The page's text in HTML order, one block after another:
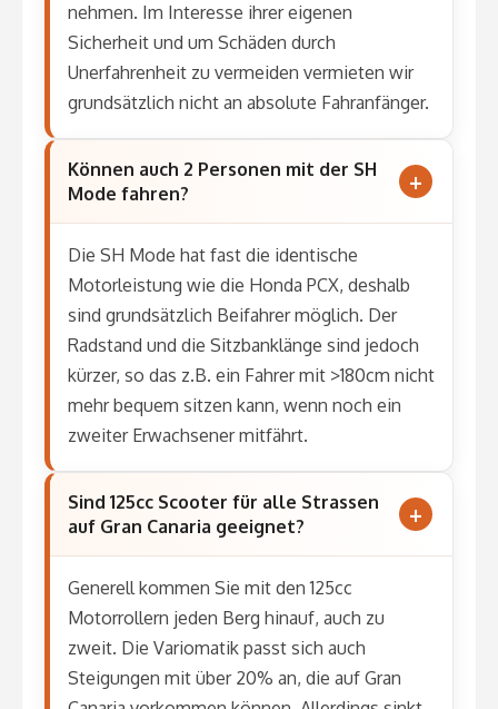
nehmen. Im Interesse ihrer eigenen
Sicherheit und um Schäden durch
Unerfahrenheit zu vermeiden vermieten wir
grundsätzlich nicht an absolute Fahranfänger.
Können auch 2 Personen mit der SH
Mode fahren?
Die SH Mode hat fast die identische
Motorleistung wie die Honda PCX, deshalb
sind grundsätzlich Beifahrer möglich. Der
Radstand und die Sitzbanklänge sind jedoch
kürzer, so das z.B. ein Fahrer mit >180cm nicht
mehr bequem sitzen kann, wenn noch ein
zweiter Erwachsener mitfährt.
Sind 125cc Scooter für alle Strassen
auf Gran Canaria geeignet?
Generell kommen Sie mit den 125cc
Motorrollern jeden Berg hinauf, auch zu
zweit. Die Variomatik passt sich auch
Steigungen mit über 20% an, die auf Gran